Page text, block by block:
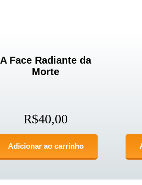
A Face Radiante da
Morte
R$40,00
Adicionar ao carrinho